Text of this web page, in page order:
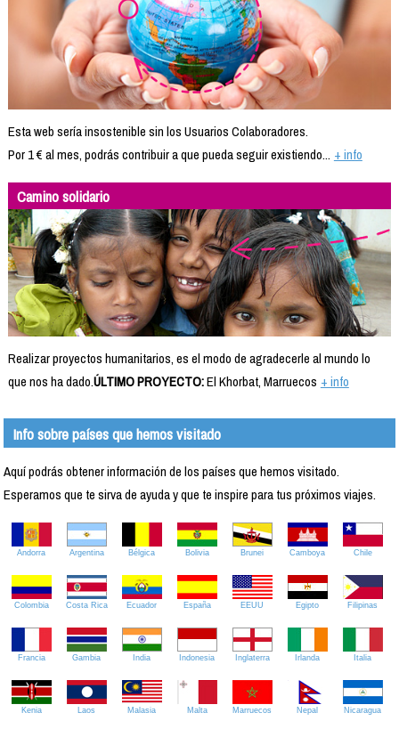
Esta web sería insostenible sin los Usuarios Colaboradores.
Por 1 € al mes, podrás contribuir a que pueda seguir existiendo... + info
Camino solidario
Realizar proyectos humanitarios, es el modo de agradecerle al mundo lo
que nos ha dado.ÚLTIMO PROYECTO:El Khorbat, Marruecos + info
Info sobre países que hemos visitado
Aquí podrás obtener información de los países que hemos visitado.
Esperamos que te sirva de ayuda y que te inspire para tus próximos viajes.
Andorra Argentina Bélgica Bolivia Brunei Camboya Chile
Colombia Costa Rica Ecuador España EEUU Egipto Filipinas
Francia Gambia India Indonesia Inglaterra Irlanda Italia
Kenia Laos Malasia Malta Marruecos Nepal Nicaragua